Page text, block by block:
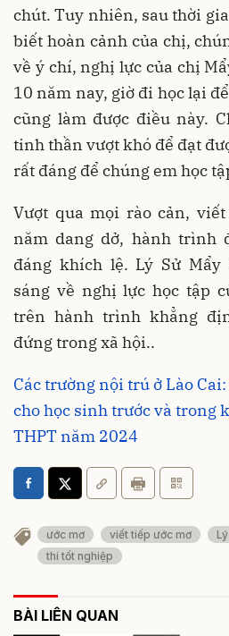
chút. Tuy nhiên, sau thời
biết hoàn cảnh của chị,
về ý chí, nghị lực của chị
10 năm nay, giờ đi học lại
cũng làm được điều này.
tinh thần vượt khó để đạt
rất đáng để chúng em học
Vượt qua mọi rào cản,
năm dang dở, hành trình
đáng khích lệ. Lý Sử
sáng về nghị lực học tập
trên hành trình khẳng
đứng trong xã hội..
Các trường nội trú ở Lào
cho học sinh trước và trong
THPT năm 2024
ước mơ viết tiếp ước mơ
thi tốt nghiệp
BÀI LIÊN QUAN